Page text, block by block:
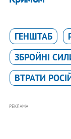
ГЕНШТАБ
ЗБРОЙНІ
ВТРАТИ
РЕКЛАМА